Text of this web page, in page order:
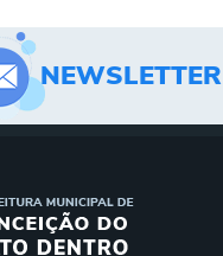
NEWSLETTER